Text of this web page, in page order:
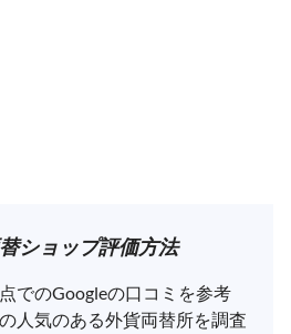
ショップ評価方法
でのGoogleの口コミを参考
人気のある外貨両替所を調査